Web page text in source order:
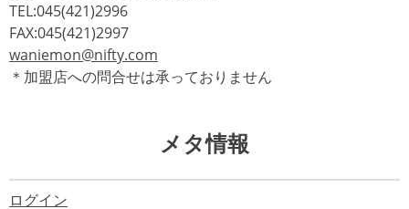
TEL:045(421)2996
FAX:045(421)2997
waniemon@nifty.com
＊加盟店への問合せは承っておりません
メタ情報
ログイン